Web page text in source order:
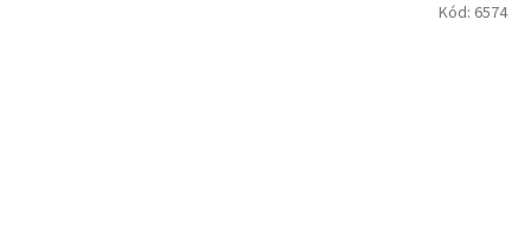
Kód: 6574